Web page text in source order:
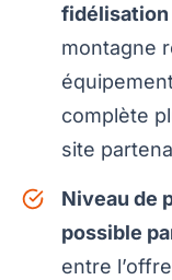
fidélisation
montagne
complète
site
Niveau de
possible
entre